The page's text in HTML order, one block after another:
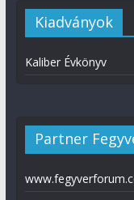
Kiadványok
Kaliber Évkönyv
Partner